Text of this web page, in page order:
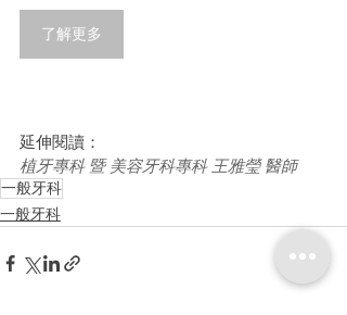
了解更多
延伸閱讀：
植牙專科 暨 美容牙科專科 王雅瑩 醫師
一般牙科
一般牙科